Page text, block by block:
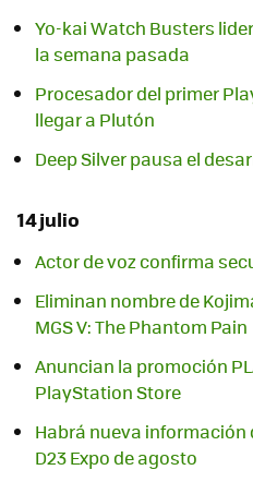
Yo-kai Watch Busters
la semana pasada
Procesador del primer
llegar a Plutón
Deep Silver pausa el
14 julio
Actor de voz confirma
Eliminan nombre de
MGS V: The Phantom Pain
Anuncian la promoción
PlayStation Store
Habrá nueva información
D23 Expo de agosto